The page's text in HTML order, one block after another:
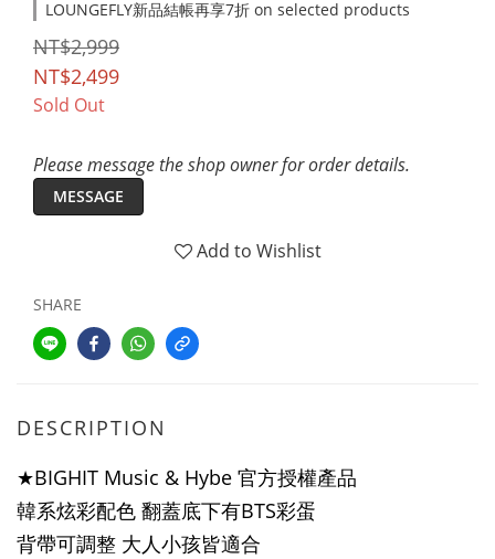
LOUNGEFLY新品結帳再享7折 on selected products
NT$2,999
NT$2,499
Sold Out
Please message the shop owner for order details.
MESSAGE
Add to Wishlist
SHARE
DESCRIPTION
★BIGHIT Music & Hybe 官方授權產品
韓系炫彩配色 翻蓋底下有BTS彩蛋
背帶可調整 大人小孩皆適合